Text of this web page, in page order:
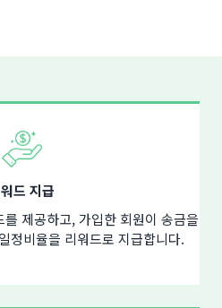
드 지급
제공하고, 가입한 회원이 송금을
정비율을 리워드로 지급합니다.